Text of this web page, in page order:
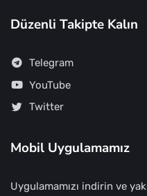
Düzenli Takipte Kalın
Telegram
YouTube
Twitter
Mobil Uygulamamız
Uygulamamızı indirin ve